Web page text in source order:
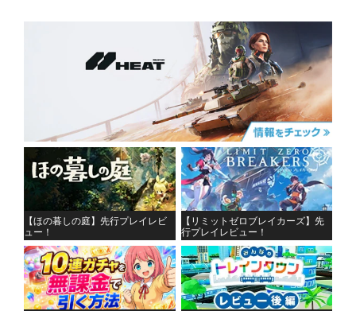
【ほの暮しの庭】先行プレイレビ
ュー！
【リミットゼロブレイカーズ】先
行プレイレビュー！